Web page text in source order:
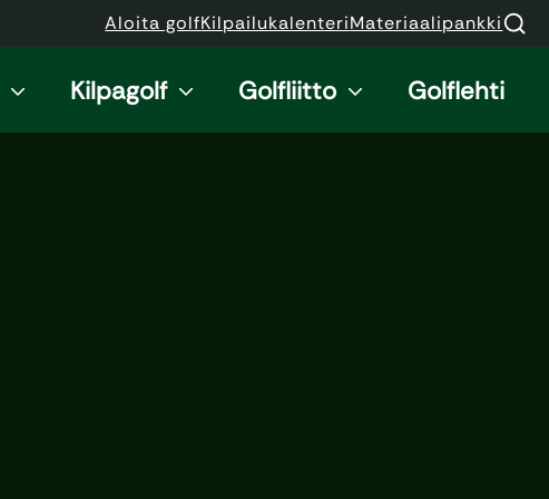
Aloita golfKilpailukalenteriMateriaalipankki
Kilpagolf Golfliitto Golflehti